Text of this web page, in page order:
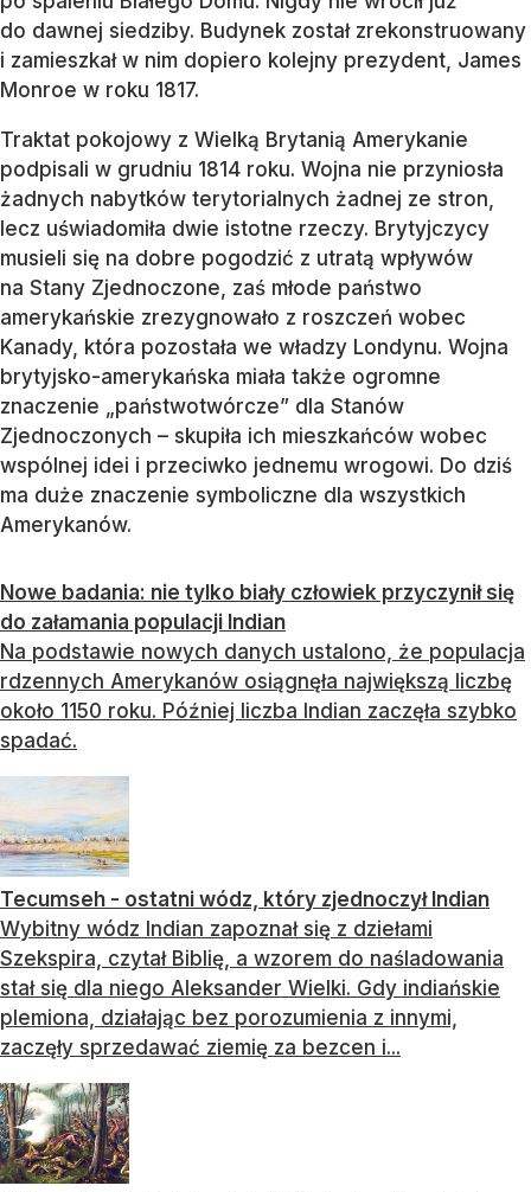
do dawnej siedziby. Budynek został zrekonstruowany
i zamieszkał w nim dopiero kolejny prezydent, James
Monroe w roku 1817.
Traktat pokojowy z Wielką Brytanią Amerykanie
podpisali w grudniu 1814 roku. Wojna nie przyniosła
żadnych nabytków terytorialnych żadnej ze stron,
lecz uświadomiła dwie istotne rzeczy. Brytyjczycy
musieli się na dobre pogodzić z utratą wpływów
na Stany Zjednoczone, zaś młode państwo
amerykańskie zrezygnowało z roszczeń wobec
Kanady, która pozostała we władzy Londynu. Wojna
brytyjsko-amerykańska miała także ogromne
znaczenie „państwotwórcze” dla Stanów
Zjednoczonych – skupiła ich mieszkańców wobec
wspólnej idei i przeciwko jednemu wrogowi. Do dziś
ma duże znaczenie symboliczne dla wszystkich
Amerykanów.
Nowe badania: nie tylko biały człowiek przyczynił się
do załamania populacji Indian
Na podstawie nowych danych ustalono, że populacja
rdzennych Amerykanów osiągnęła największą liczbę
około 1150 roku. Później liczba Indian zaczęła szybko
spadać.
Tecumseh - ostatni wódz, który zjednoczył Indian
Wybitny wódz Indian zapoznał się z dziełami
Szekspira, czytał Biblię, a wzorem do naśladowania
stał się dla niego Aleksander Wielki. Gdy indiańskie
plemiona, działając bez porozumienia z innymi,
zaczęły sprzedawać ziemię za bezcen i...